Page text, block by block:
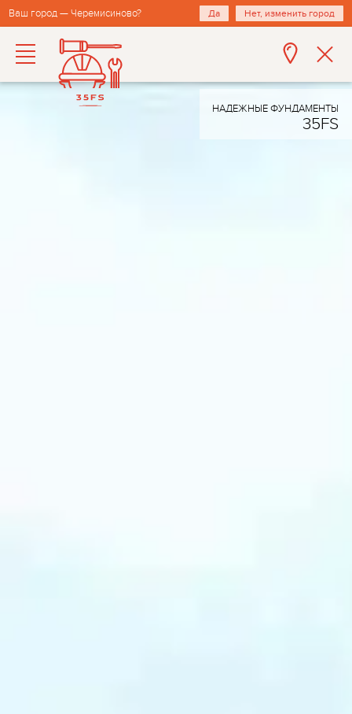
Ваш город — Черемисиново? Да Нет, изменить город
НАДЕЖНЫЕ ФУНДАМЕНТЫ
35FS